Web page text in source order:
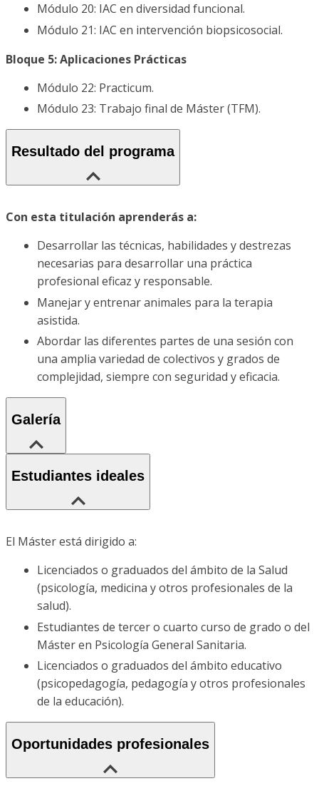
Módulo 20: IAC en diversidad funcional.
Módulo 21: IAC en intervención biopsicosocial.
Bloque 5: Aplicaciones Prácticas
Módulo 22: Practicum.
Módulo 23: Trabajo final de Máster (TFM).
Resultado del programa
Con esta titulación aprenderás a:
Desarrollar las técnicas, habilidades y destrezas
necesarias para desarrollar una práctica
profesional eficaz y responsable.
Manejar y entrenar animales para la terapia
asistida.
Abordar las diferentes partes de una sesión con
una amplia variedad de colectivos y grados de
complejidad, siempre con seguridad y eficacia.
Galería
Estudiantes ideales
El Máster está dirigido a:
Licenciados o graduados del ámbito de la Salud
(psicología, medicina y otros profesionales de la
salud).
Estudiantes de tercer o cuarto curso de grado o del
Máster en Psicología General Sanitaria.
Licenciados o graduados del ámbito educativo
(psicopedagogía, pedagogía y otros profesionales
de la educación).
Oportunidades profesionales